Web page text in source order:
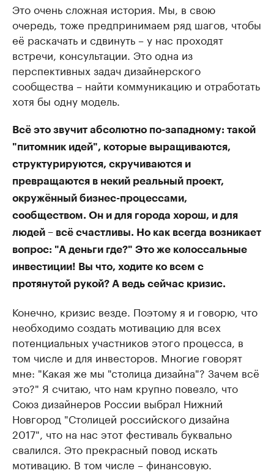
Это очень сложная история. Мы, в свою
очередь, тоже предпринимаем ряд шагов, чтобы
её раскачать и сдвинуть – у нас проходят
встречи, консультации. Это одна из
перспективных задач дизайнерского
сообщества – найти коммуникацию и отработать
хотя бы одну модель.
Всё это звучит абсолютно по-западному: такой
"питомник идей", которые выращиваются,
структурируются, скручиваются и
превращаются в некий реальный проект,
окружённый бизнес-процессами,
сообществом. Он и для города хорош, и для
людей – всё счастливы. Но как всегда возникает
вопрос: "А деньги где?" Это же колоссальные
инвестиции! Вы что, ходите ко всем с
протянутой рукой? А ведь сейчас кризис.
Конечно, кризис везде. Поэтому я и говорю, что
необходимо создать мотивацию для всех
потенциальных участников этого процесса, в
том числе и для инвесторов. Многие говорят
мне: "Какая же мы "столица дизайна"? Зачем всё
это?" Я считаю, что нам крупно повезло, что
Союз дизайнеров России выбрал Нижний
Новгород "Столицей российского дизайна
2017", что на нас этот фестиваль буквально
свалился. Это прекрасный повод искать
мотивацию. В том числе – финансовую.